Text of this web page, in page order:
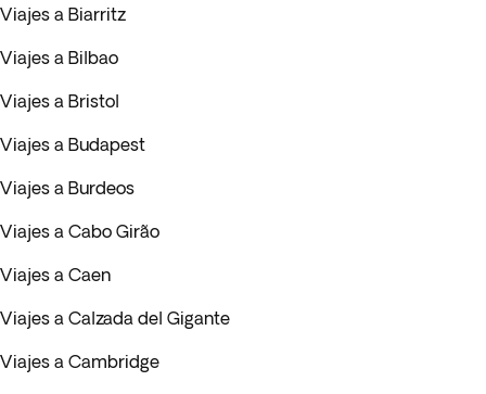
Viajes a Biarritz
Viajes a Bilbao
Viajes a Bristol
Viajes a Budapest
Viajes a Burdeos
Viajes a Cabo Girão
Viajes a Caen
Viajes a Calzada del Gigante
Viajes a Cambridge